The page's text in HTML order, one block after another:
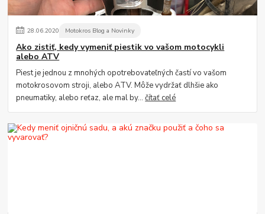
28.06.2020 Motokros Blog a Novinky
Ako zistiť, kedy vymeniť piestik vo vašom motocykli
alebo ATV
Piest je jednou z mnohých opotrebovateľných častí vo vašom
motokrosovom stroji, alebo ATV. Môže vydržať dlhšie ako
pneumatiky, alebo reťaz, ale mal by...čítať celé